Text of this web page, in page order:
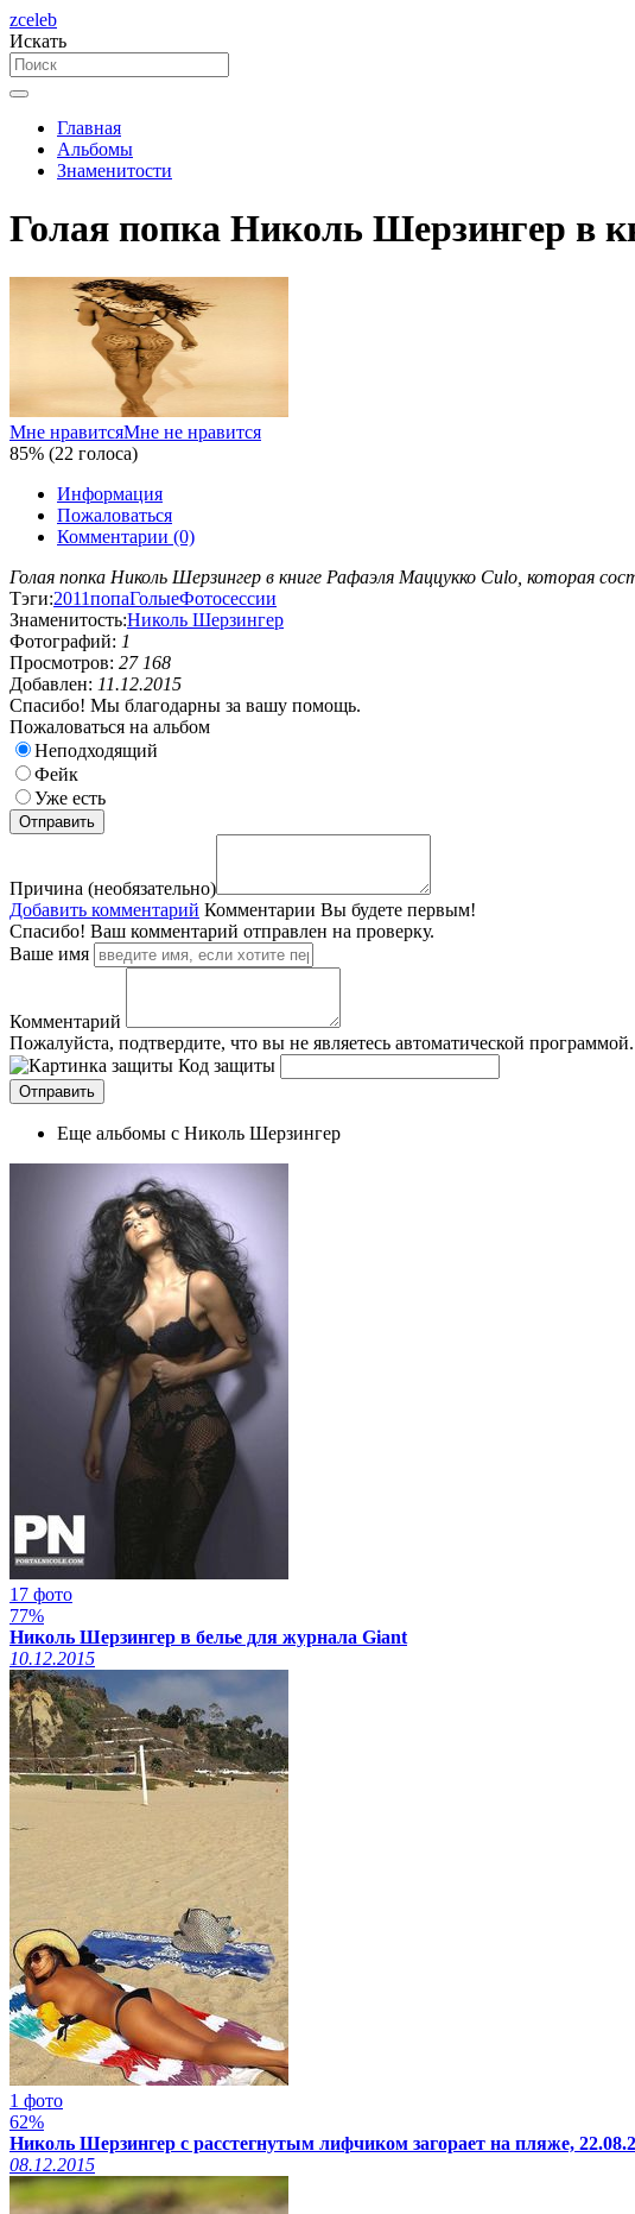
zceleb
Искать
Главная
Альбомы
Знаменитости
Голая попка Николь Шерзингер в
Мне нравитсяМне не нравится
85% (22 голоса)
Информация
Пожаловаться
Комментарии (0)
Голая попка Николь Шерзингер в книге Рафаэля Маццукко Culo,
Тэги:2011попаГолыеФотосессии
Знаменитость:Николь Шерзингер
Фотографий: 1
Просмотров: 27 168
Добавлен: 11.12.2015
Спасибо! Мы благодарны за вашу помощь.
Пожаловаться на альбом
Неподходящий
Фейк
Уже есть
Причина (необязательно)
Добавить комментарий Комментарии Вы будете первым!
Спасибо! Ваш комментарий отправлен на проверку.
Ваше имя
Комментарий
Пожалуйста, подтвердите, что вы не являетесь автоматической программой.
Код защиты
Еще альбомы с Николь Шерзингер
17 фото
77%
Николь Шерзингер в белье для журнала Giant
10.12.2015
1 фото
62%
Николь Шерзингер с расстегнутым лифчиком загорает на пляже,
08.12.2015